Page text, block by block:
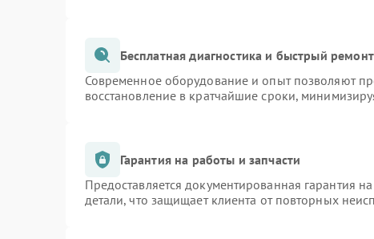
Бесплатная диагностика и быстрый ремонт
Современное оборудование и опыт позволяют
восстановление в кратчайшие сроки,
Гарантия на работы и запчасти
Предоставляется документированная гарантия
детали, что защищает клиента от повторных